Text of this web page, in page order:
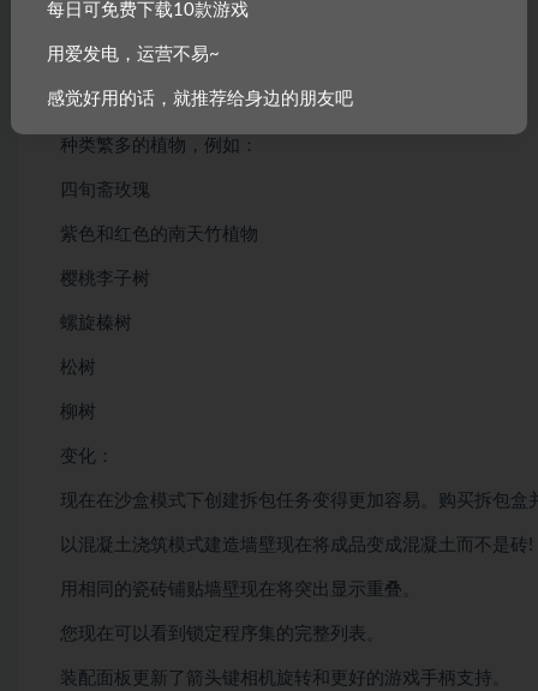
更大的咖啡机和手柄
自定义文本便签 – 编写您自己的!
贺卡
种类繁多的植物，例如：
四旬斋玫瑰
紫色和红色的南天竹植物
樱桃李子树
螺旋榛树
松树
柳树
变化：
现在在沙盒模式下创建拆包任务变得更加容易。购买拆包盒
以混凝土浇筑模式建造墙壁现在将成品变成混凝土而不是砖!
用相同的瓷砖铺贴墙壁现在将突出显示重叠。
您现在可以看到锁定程序集的完整列表。
装配面板更新了箭头键相机旋转和更好的游戏手柄支持。
每日可免费下载10款游戏
用爱发电，运营不易~
感觉好用的话，就推荐给身边的朋友吧